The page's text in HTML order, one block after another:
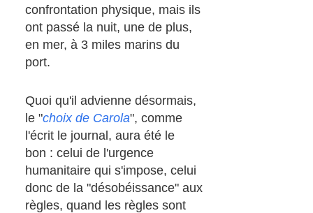
confrontation physique, mais ils
ont passé la nuit, une de plus,
en mer, à 3 miles marins du
port.
Quoi qu'il advienne désormais,
le "choix de Carola", comme
l'écrit le journal, aura été le
bon : celui de l'urgence
humanitaire qui s'impose, celui
donc de la "désobéissance" aux
règles, quand les règles sont